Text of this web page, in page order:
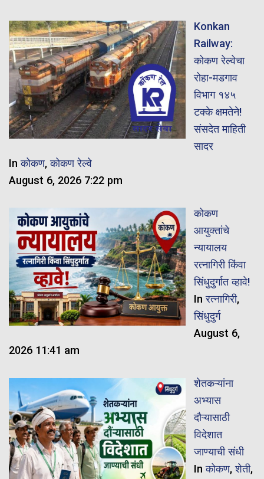
Konkan
Railway:
कोकण रेल्वेचा
रोहा-मडगाव
विभाग १४५
टक्के क्षमतेने!
संसदेत माहिती
सादर
Inकोकण,कोकण रेल्वे
August 6, 2026 7:22 pm
कोकण
आयुक्तांचे
न्यायालय
रत्नागिरी किंवा
सिंधुदुर्गात व्हावे!
Inरत्नागिरी,
सिंधुदुर्ग
August 6,
2026 11:41 am
शेतकऱ्यांना
अभ्यास
दौऱ्यासाठी
विदेशात
जाण्याची संधी
Inकोकण,शेती,